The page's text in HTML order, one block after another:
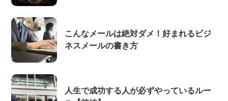
こんなメールは絶対ダメ！好まれるビジ
ネスメールの書き方
人生で成功する人が必ずやっているルー